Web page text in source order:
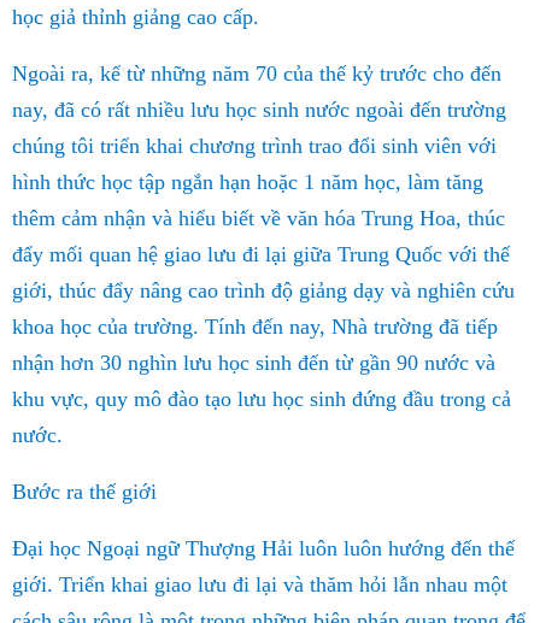
học giả thỉnh giảng cao cấp.
Ngoài ra, kể từ những năm 70 của thế kỷ trước cho đến
nay, đã có rất nhiều lưu học sinh nước ngoài đến trường
chúng tôi triển khai chương trình trao đổi sinh viên với
hình thức học tập ngắn hạn hoặc 1 năm học, làm tăng
thêm cảm nhận và hiểu biết về văn hóa Trung Hoa, thúc
đẩy mối quan hệ giao lưu đi lại giữa Trung Quốc với thế
giới, thúc đẩy nâng cao trình độ giảng dạy và nghiên cứu
khoa học của trường. Tính đến nay, Nhà trường đã tiếp
nhận hơn 30 nghìn lưu học sinh đến từ gần 90 nước và
khu vực, quy mô đào tạo lưu học sinh đứng đầu trong cả
nước.
Bước ra thế giới
Đại học Ngoại ngữ Thượng Hải luôn luôn hướng đến thế
giới. Triển khai giao lưu đi lại và thăm hỏi lẫn nhau một